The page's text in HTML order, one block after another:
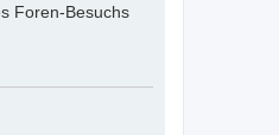
Foren-Besuchs